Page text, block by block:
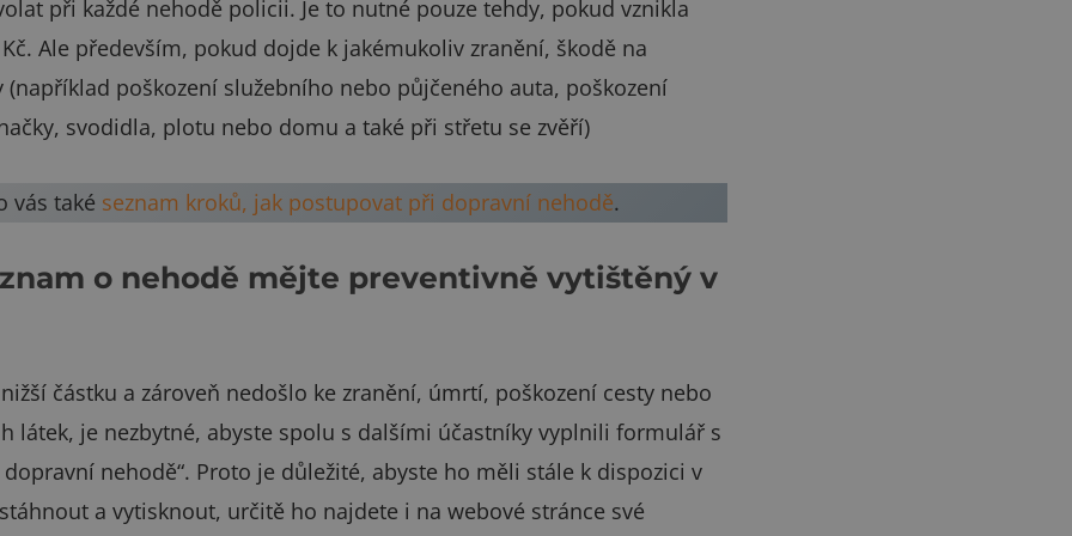
při každé nehodě policii. Je to nutné pouze tehdy, pokud vznikla
Ale především, pokud dojde k jakémukoliv zranění, škodě na
poškození služebního nebo půjčeného auta, poškození
svodidla, plotu nebo domu a také při střetu se zvěří)
vás také seznam kroků, jak postupovat při dopravní nehodě.
o nehodě mějte preventivně vytištěný v
částku a zároveň nedošlo ke zranění, úmrtí, poškození cesty nebo
látek, je nezbytné, abyste spolu s dalšími účastníky vyplnili formulář s
dopravní nehodě“. Proto je důležité, abyste ho měli stále k dispozici v
a vytisknout, určitě ho najdete i na webové stránce své